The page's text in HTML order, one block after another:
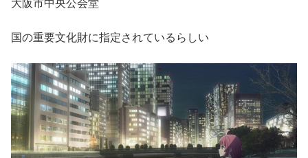
大阪市中央公会堂
国の重要文化財に指定されているらしい